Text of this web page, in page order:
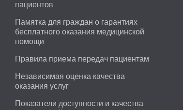
пациентов
Памятка для граждан о гарантиях
бесплатного оказания медицинской
помощи
Правила приема передач пациентам
Независимая оценка качества
оказания услуг
Показатели доступности и качества